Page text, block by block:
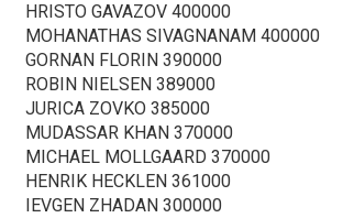
HRISTO GAVAZOV 400000
MOHANATHAS SIVAGNANAM 400000
GORNAN FLORIN 390000
ROBIN NIELSEN 389000
JURICA ZOVKO 385000
MUDASSAR KHAN 370000
MICHAEL MOLLGAARD 370000
HENRIK HECKLEN 361000
IEVGEN ZHADAN 300000